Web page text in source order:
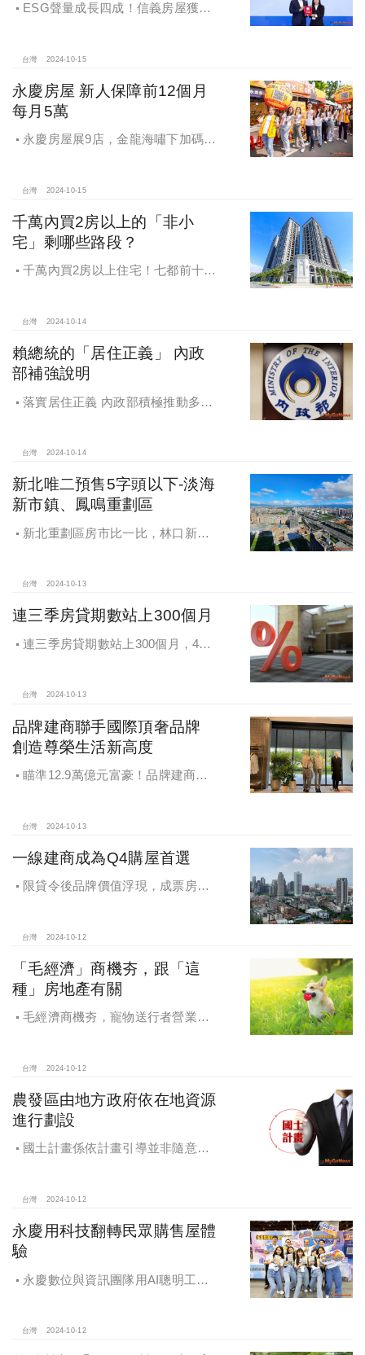
ESG聲量成長四成！信義房屋獲
台灣 2024-10-15
永慶房屋 新人保障前12個月
每月5萬
永慶房屋展9店，金龍海嘯下加碼員
福感，看得到更領得到！業務新人保
台灣 2024-10-15
千萬內買2房以上的「非小
宅」剩哪些路段？
千萬內買2房以上住宅！七都前十大
台灣 2024-10-14
賴總統的「居住正義」 內政
部補強說明
落實居住正義 內政部積極推動多元
台灣 2024-10-14
新北唯二預售5字頭以下-淡海
新市鎮、鳳鳴重劃區
新北重劃區房市比一比，林口新市
台灣 2024-10-13
連三季房貸期數站上300個月
連三季房貸期數站上300個月，4都
台灣 2024-10-13
品牌建商聯手國際頂奢品牌
創造尊榮生活新高度
瞄準12.9萬億元富豪！品牌建商聯
台灣 2024-10-13
一線建商成為Q4購屋首選
限貸令後品牌價值浮現，成票房保
台灣 2024-10-12
「毛經濟」商機夯，跟「這
種」房地產有關
毛經濟商機夯，寵物送行者營業額
台灣 2024-10-12
農發區由地方政府依在地資源
進行劃設
國土計畫係依計畫引導並非隨意亂
台灣 2024-10-12
永慶用科技翻轉民眾購售屋體
驗
永慶數位與資訊團隊用AI聰明工
灣房產科技發展
台灣 2024-10-12